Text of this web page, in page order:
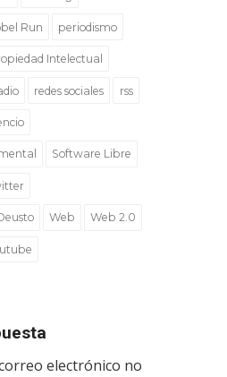
Run periodismo
Intelectual
redes sociales rss
Software Libre
Web Web 2.0
electrónico no